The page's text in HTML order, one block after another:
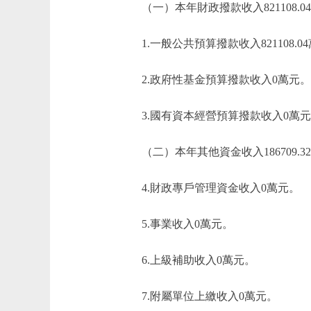
（一）本年財政撥款收入
1.一般公共預算撥款收入821108.04
2.政府性基金預算撥款收入0萬元。
3.國有資本經營預算撥款收入0萬元
（二）本年其他資金收入
4.財政專戶管理資金收入0萬元。
5.事業收入0萬元。
6.上級補助收入0萬元。
7.附屬單位上繳收入0萬元。